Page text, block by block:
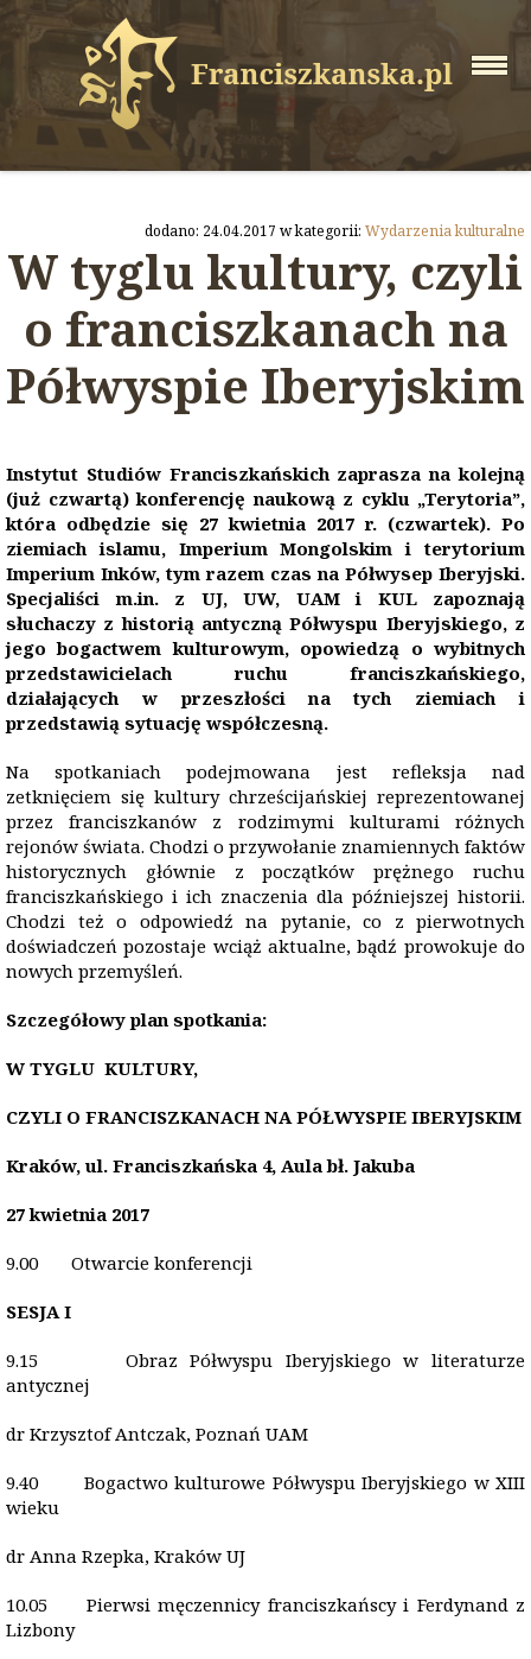
dodano: 24.04.2017 w kategorii: Wydarzenia kulturalne
W tyglu kultury, czyli
o franciszkanach na
Półwyspie Iberyjskim
Instytut Studiów Franciszkańskich zaprasza na kolejną
(już czwartą) konferencję naukową z cyklu „Terytoria”,
która odbędzie się 27 kwietnia 2017 r. (czwartek). Po
ziemiach islamu, Imperium Mongolskim i terytorium
Imperium Inków, tym razem czas na Półwysep Iberyjski.
Specjaliści m.in. z UJ, UW, UAM i KUL zapoznają
słuchaczy z historią antyczną Półwyspu Iberyjskiego, z
jego bogactwem kulturowym, opowiedzą o wybitnych
przedstawicielach ruchu franciszkańskiego,
działających w przeszłości na tych ziemiach i
przedstawią sytuację współczesną.
Na spotkaniach podejmowana jest refleksja nad
zetknięciem się kultury chrześcijańskiej reprezentowanej
przez franciszkanów z rodzimymi kulturami różnych
rejonów świata. Chodzi o przywołanie znamiennych faktów
historycznych głównie z początków prężnego ruchu
franciszkańskiego i ich znaczenia dla późniejszej historii.
Chodzi też o odpowiedź na pytanie, co z pierwotnych
doświadczeń pozostaje wciąż aktualne, bądź prowokuje do
nowych przemyśleń.
Szczegółowy plan spotkania:
W TYGLU KULTURY,
CZYLI O FRANCISZKANACH NA PÓŁWYSPIE IBERYJSKIM
Kraków, ul. Franciszkańska 4, Aula bł. Jakuba
27 kwietnia 2017
9.00 Otwarcie konferencji
SESJA I
9.15 Obraz Półwyspu Iberyjskiego w literaturze
antycznej
dr Krzysztof Antczak, Poznań UAM
9.40 Bogactwo kulturowe Półwyspu Iberyjskiego w XIII
wieku
dr Anna Rzepka, Kraków UJ
10.05 Pierwsi męczennicy franciszkańscy i Ferdynand z
Lizbony